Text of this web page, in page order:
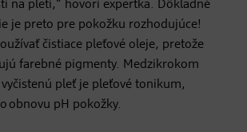
na pleti,“ hovorí expertka. Dôkladné
je preto pre pokožku rozhodujúce!
čistiace pleťové oleje, pretože
farebné pigmenty. Medzikrokom
pleť je pleťové tonikum,
obnovu pH pokožky.